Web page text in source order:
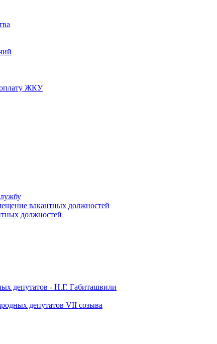
оплату ЖКУ
вакантных должностей
должностей
депутатов - Н.Г. Габиташвили
депутатов VII созыва